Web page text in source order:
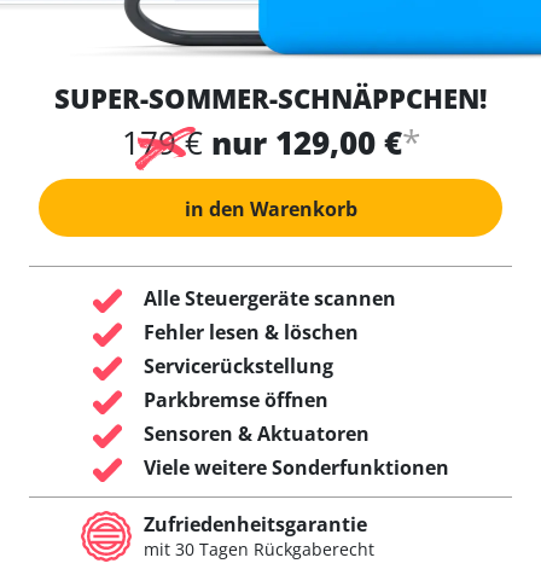
SUPER-SOMMER-SCHNÄPPCHEN!
179 € nur 129,00 €*
in den Warenkorb
Alle Steuergeräte scannen
Fehler lesen & löschen
Servicerückstellung
Parkbremse öffnen
Sensoren & Aktuatoren
Viele weitere Sonderfunktionen
Zufriedenheitsgarantie
mit 30 Tagen Rückgaberecht